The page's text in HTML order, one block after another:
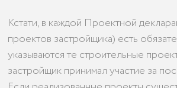
Кстати, в каждой Проектной
проектов застройщика) есть
указываются те строительные
застройщик принимал участие за